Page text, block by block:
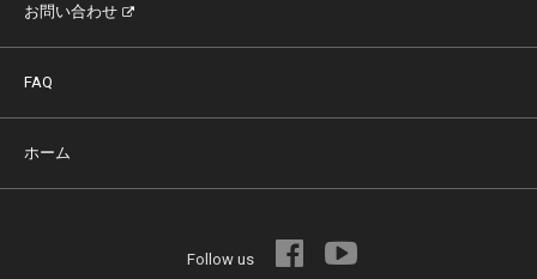
お問い合わせ
FAQ
ホーム
Follow us